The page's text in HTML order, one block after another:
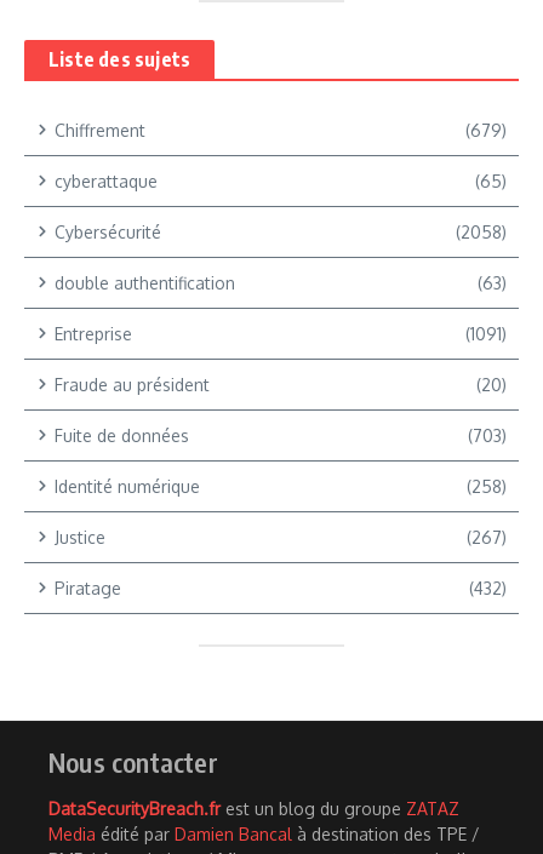
Liste des sujets
Chiffrement (679)
cyberattaque (65)
Cybersécurité (2058)
double authentification (63)
Entreprise (1091)
Fraude au président (20)
Fuite de données (703)
Identité numérique (258)
Justice (267)
Piratage (432)
Nous contacter
DataSecurityBreach.frest un blog du groupe ZATAZ
Media édité par Damien Bancal à destination des TPE /